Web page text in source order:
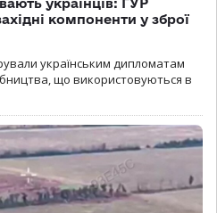
компоненти у зброї
українським дипломатам
що використовуються в